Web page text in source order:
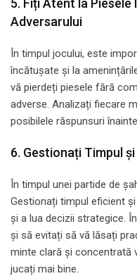
5. Fiți Atent la
Adversarului
În timpul jocului, este
încătușate și la
vă pierdeți piesele fără
adverse. Analizați fiecare
posibilele răspunsuri
6. Gestionați Timpul
În timpul unei partide de
Gestionați timpul eficient
și a lua decizii strategice.
și să evitați să vă lăsați
minte clară și concentrată
jucați mai bine.